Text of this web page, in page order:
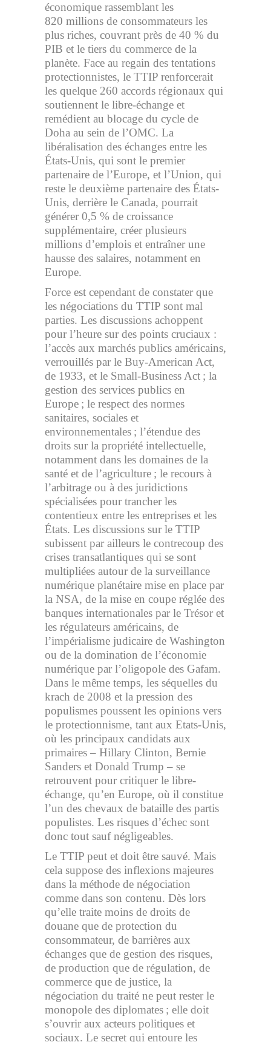
économique rassemblant les
820 millions de consommateurs les
plus riches, couvrant près de 40 % du
PIB et le tiers du commerce de la
planète. Face au regain des tentations
protectionnistes, le TTIP renforcerait
les quelque 260 accords régionaux qui
soutiennent le libre-échange et
remédient au blocage du cycle de
Doha au sein de l’OMC. La
libéralisation des échanges entre les
États-Unis, qui sont le premier
partenaire de l’Europe, et l’Union, qui
reste le deuxième partenaire des États-
Unis, derrière le Canada, pourrait
générer 0,5 % de croissance
supplémentaire, créer plusieurs
millions d’emplois et entraîner une
hausse des salaires, notamment en
Europe.
Force est cependant de constater que
les négociations du TTIP sont mal
parties. Les discussions achoppent
pour l’heure sur des points cruciaux :
l’accès aux marchés publics américains,
verrouillés par le Buy-American Act,
de 1933, et le Small-Business Act ; la
gestion des services publics en
Europe ; le respect des normes
sanitaires, sociales et
environnementales ; l’étendue des
droits sur la propriété intellectuelle,
notamment dans les domaines de la
santé et de l’agriculture ; le recours à
l’arbitrage ou à des juridictions
spécialisées pour trancher les
contentieux entre les entreprises et les
États. Les discussions sur le TTIP
subissent par ailleurs le contrecoup des
crises transatlantiques qui se sont
multipliées autour de la surveillance
numérique planétaire mise en place par
la NSA, de la mise en coupe réglée des
banques internationales par le Trésor et
les régulateurs américains, de
l’impérialisme judicaire de Washington
ou de la domination de l’économie
numérique par l’oligopole des Gafam.
Dans le même temps, les séquelles du
krach de 2008 et la pression des
populismes poussent les opinions vers
le protectionnisme, tant aux Etats-Unis,
où les principaux candidats aux
primaires – Hillary Clinton, Bernie
Sanders et Donald Trump – se
retrouvent pour critiquer le libre-
échange, qu’en Europe, où il constitue
l’un des chevaux de bataille des partis
populistes. Les risques d’échec sont
donc tout sauf négligeables.
Le TTIP peut et doit être sauvé. Mais
cela suppose des inflexions majeures
dans la méthode de négociation
comme dans son contenu. Dès lors
qu’elle traite moins de droits de
douane que de protection du
consommateur, de barrières aux
échanges que de gestion des risques,
de production que de régulation, de
commerce que de justice, la
négociation du traité ne peut rester le
monopole des diplomates ; elle doit
s’ouvrir aux acteurs politiques et
sociaux. Le secret qui entoure les